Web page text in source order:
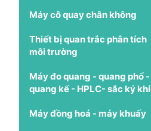
Máy cô quay chân không
Thiết bị quan trắc phân tích
môi trường
Máy đo quang - quang phổ -
quang kế - HPLC- sắc ký khí
Máy đồng hoá - máy khuấy